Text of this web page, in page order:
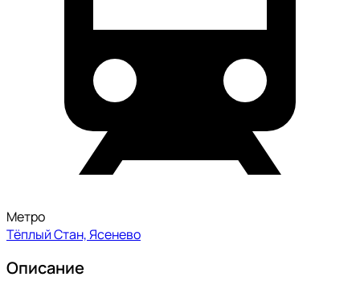
Метро
Тёплый Стан, Ясенево
Описание